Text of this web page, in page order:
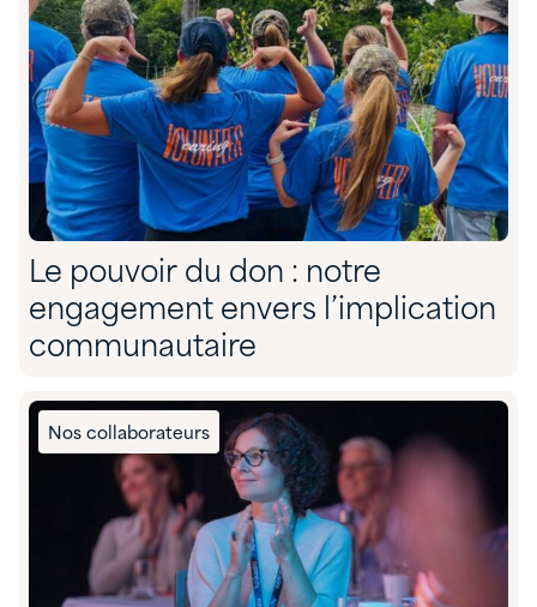
Le pouvoir du don : notre
engagement envers l’implication
communautaire
Nos collaborateurs